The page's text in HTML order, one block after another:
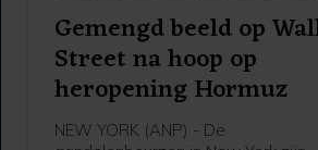
Gemengd beeld op
Street na hoop op
heropening Hormuz
NEW YORK (ANP) - De